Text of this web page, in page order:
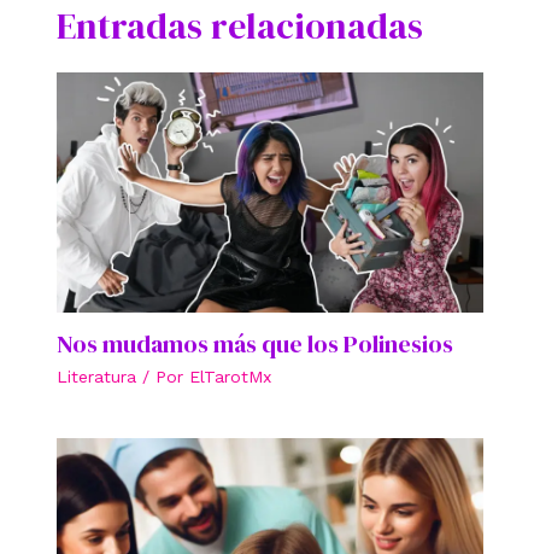
Entradas relacionadas
Nos mudamos más que los Polinesios
Literatura / Por ElTarotMx